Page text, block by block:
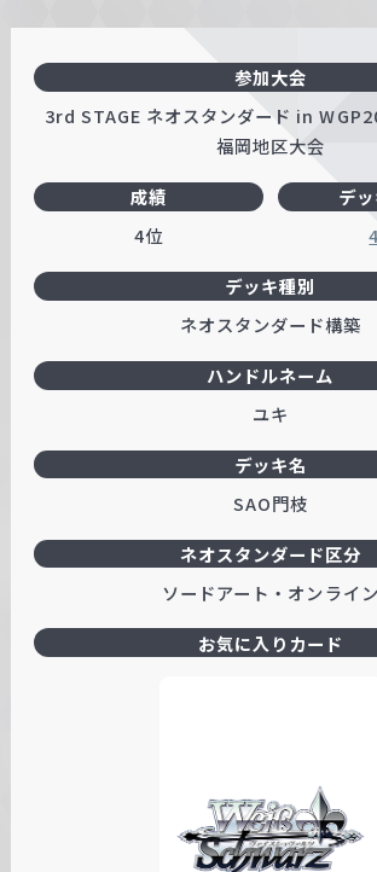
参加大会
3rd STAGE ネオスタンダード in
福岡地区大会
成績
4位
ハンドルネーム
ユキ
デ
デッキ名
SAO門枝
デッキ種別
ネオスタンダード構築
ネオスタンダード区分
ソードアート・オンライン
お気に入りカード